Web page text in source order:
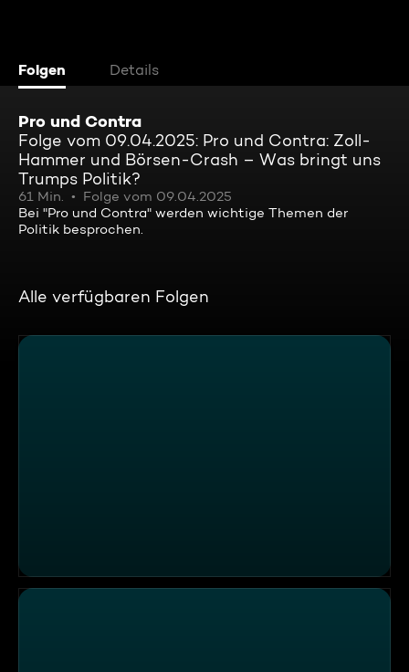
Folgen Details
Pro und Contra
Folge vom 09.04.2025: Pro und Contra: Zoll-
Hammer und Börsen-Crash – Was bringt uns
Trumps Politik?
61 Min.
Folge vom 09.04.2025
Bei "Pro und Contra" werden wichtige Themen der
Politik besprochen.
Alle verfügbaren Folgen
Canceln unterm Christbaum - Halten wir andere